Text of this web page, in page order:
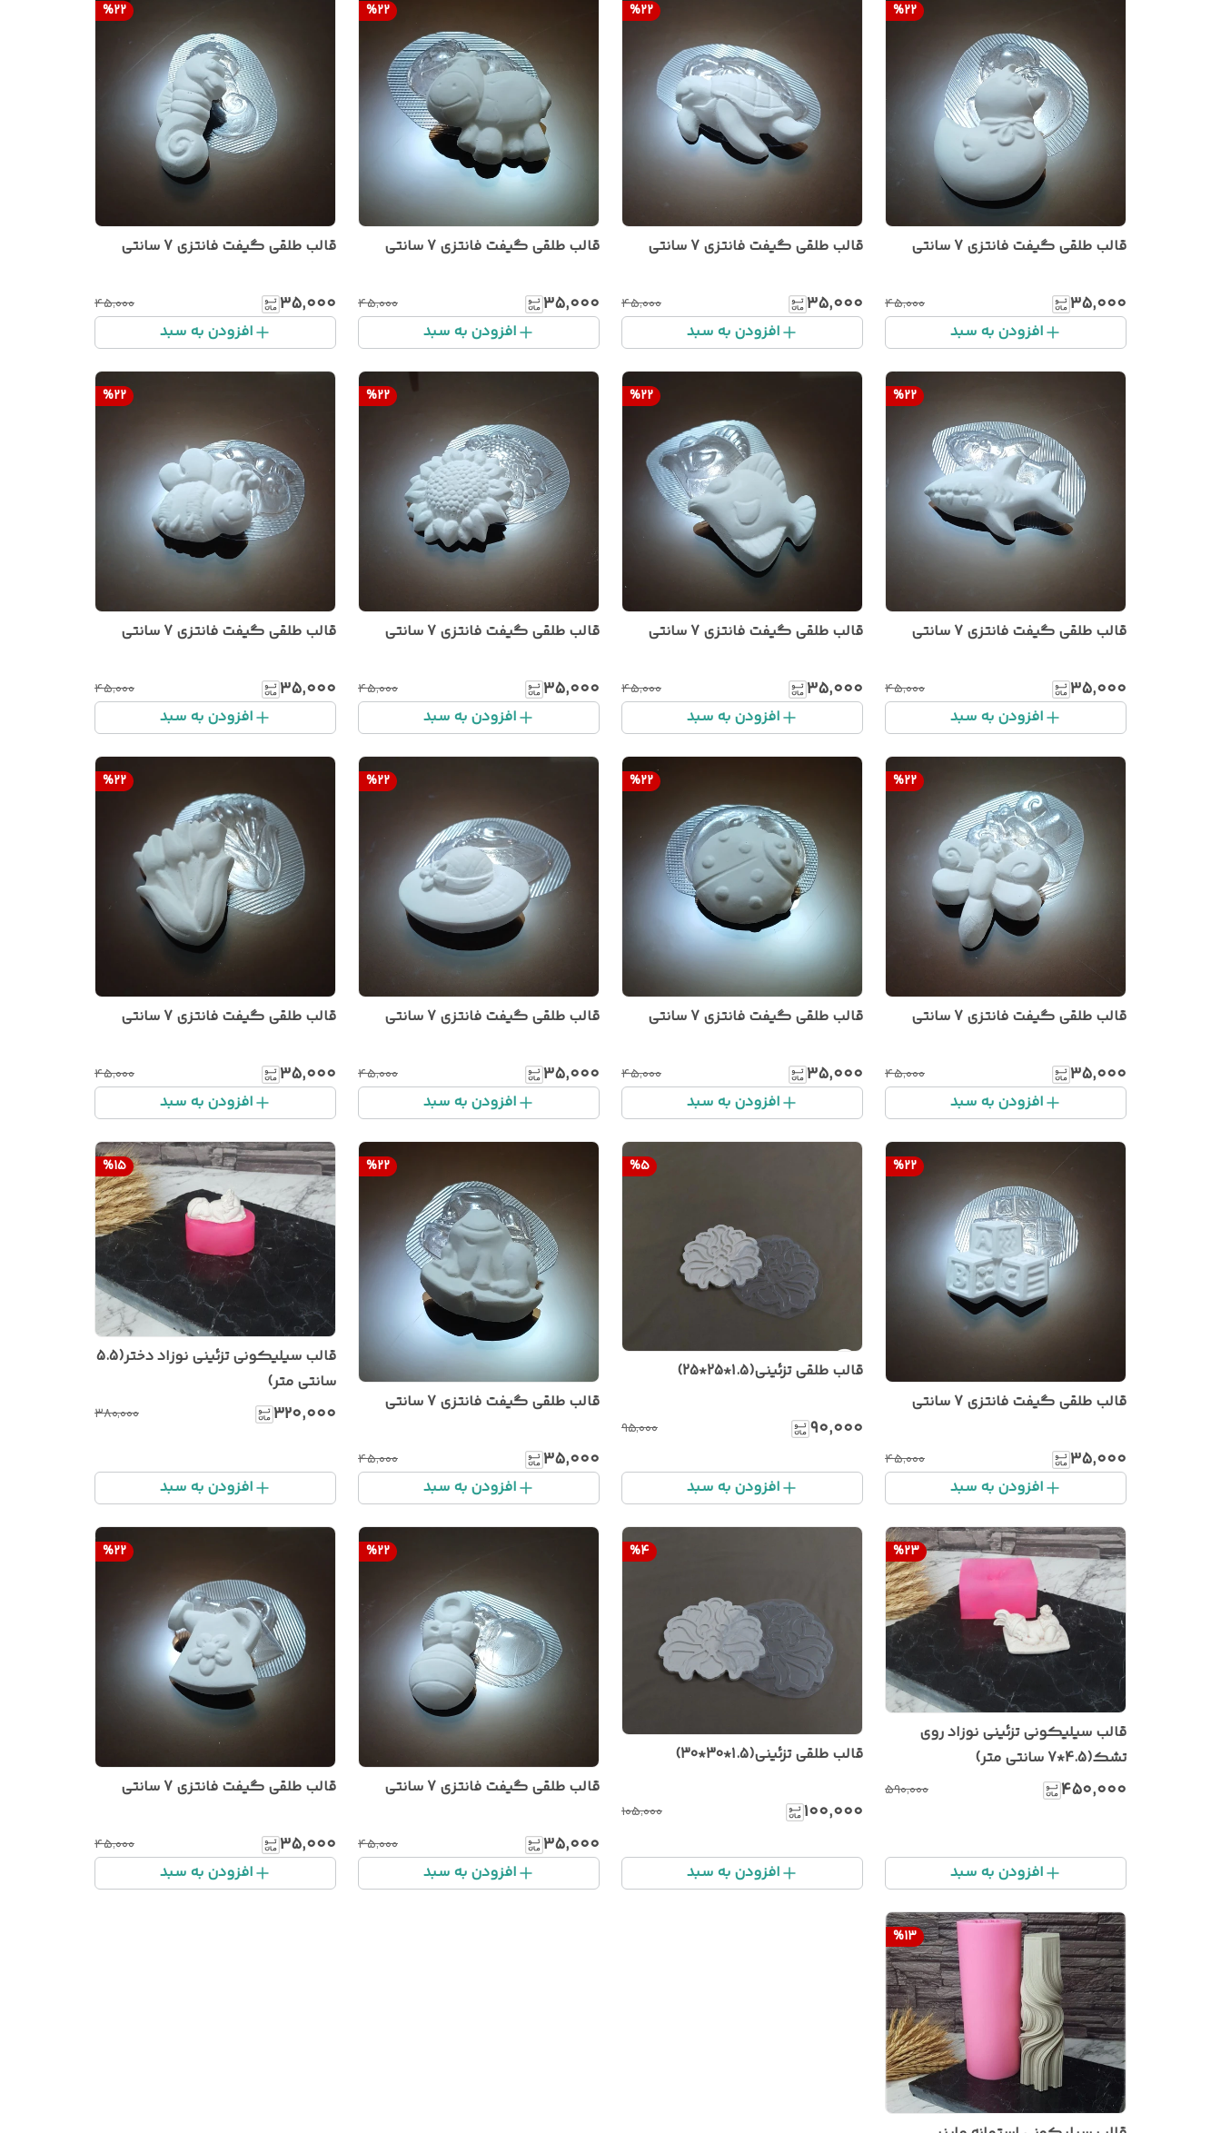
%22
قالب طلقی گیفت فانتزی 7 سانتی
۳۵٬۰۰۰ ۴۵٬۰۰۰
افزودن به سبد
%22
قالب طلقی گیفت فانتزی 7 سانتی
۳۵٬۰۰۰ ۴۵٬۰۰۰
افزودن به سبد
%22
قالب طلقی گیفت فانتزی 7 سانتی
۳۵٬۰۰۰ ۴۵٬۰۰۰
افزودن به سبد
%22
قالب طلقی گیفت فانتزی 7 سانتی
۳۵٬۰۰۰ ۴۵٬۰۰۰
افزودن به سبد
%22
قالب طلقی گیفت فانتزی 7 سانتی
۳۵٬۰۰۰ ۴۵٬۰۰۰
افزودن به سبد
%22
قالب طلقی گیفت فانتزی 7 سانتی
۳۵٬۰۰۰ ۴۵٬۰۰۰
افزودن به سبد
%22
قالب طلقی گیفت فانتزی 7 سانتی
۳۵٬۰۰۰ ۴۵٬۰۰۰
افزودن به سبد
%22
قالب طلقی گیفت فانتزی 7 سانتی
۳۵٬۰۰۰ ۴۵٬۰۰۰
افزودن به سبد
%22
قالب طلقی گیفت فانتزی 7 سانتی
۳۵٬۰۰۰ ۴۵٬۰۰۰
افزودن به سبد
%22
قالب طلقی گیفت فانتزی 7 سانتی
۳۵٬۰۰۰ ۴۵٬۰۰۰
افزودن به سبد
%22
قالب طلقی گیفت فانتزی 7 سانتی
۳۵٬۰۰۰ ۴۵٬۰۰۰
افزودن به سبد
%22
قالب طلقی گیفت فانتزی 7 سانتی
۳۵٬۰۰۰ ۴۵٬۰۰۰
افزودن به سبد
%22
قالب طلقی گیفت فانتزی 7 سانتی
۳۵٬۰۰۰ ۴۵٬۰۰۰
افزودن به سبد
%5
قالب طلقی تزئینی(1.5*25*25)
۹۰٬۰۰۰ ۹۵٬۰۰۰
افزودن به سبد
%22
قالب طلقی گیفت فانتزی 7 سانتی
۳۵٬۰۰۰ ۴۵٬۰۰۰
افزودن به سبد
%15
قالب سیلیکونی تزئینی نوزاد دختر(5.5
سانتی متر)
۳۲۰٬۰۰۰ ۳۸۰٬۰۰۰
افزودن به سبد
%23
قالب سیلیکونی تزئینی نوزاد روی
تشک(4.5*7 سانتی متر)
۴۵۰٬۰۰۰ ۵۹۰٬۰۰۰
افزودن به سبد
%4
قالب طلقی تزئینی(1.5*30*30)
۱۰۰٬۰۰۰ ۱۰۵٬۰۰۰
افزودن به سبد
%22
قالب طلقی گیفت فانتزی 7 سانتی
۳۵٬۰۰۰ ۴۵٬۰۰۰
افزودن به سبد
%22
قالب طلقی گیفت فانتزی 7 سانتی
۳۵٬۰۰۰ ۴۵٬۰۰۰
افزودن به سبد
%13